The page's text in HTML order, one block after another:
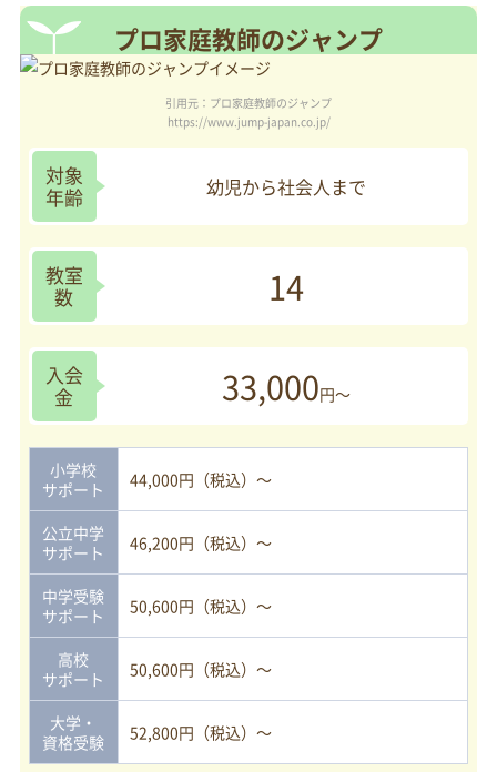
プロ家庭教師のジャンプ
引用元：プロ家庭教師のジャンプ
https://www.jump-japan.co.jp/
対象
年齢
幼児から社会人まで
教室
数
14
入会
金
33,000円～
小学校
サポート
44,000円（税込）～
公立中学
サポート
46,200円（税込）～
中学受験
サポート
50,600円（税込）～
高校
サポート
50,600円（税込）～
大学・
資格受験
52,800円（税込）～